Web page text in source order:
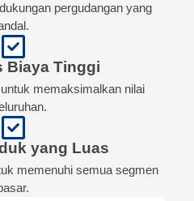
pergudangan yang
Biaya Tinggi
memaksimalkan nilai
yang Luas
memenuhi semua segmen